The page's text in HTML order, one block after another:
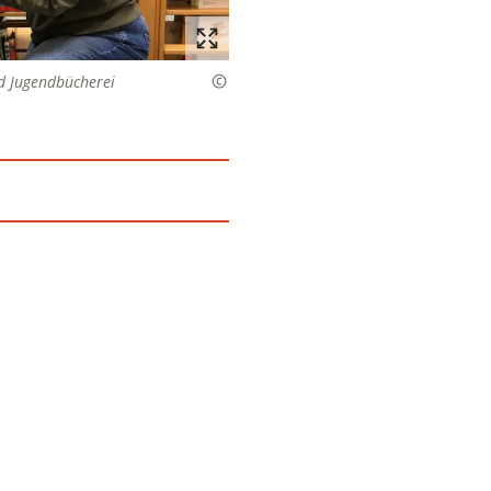
Jugendbücherei